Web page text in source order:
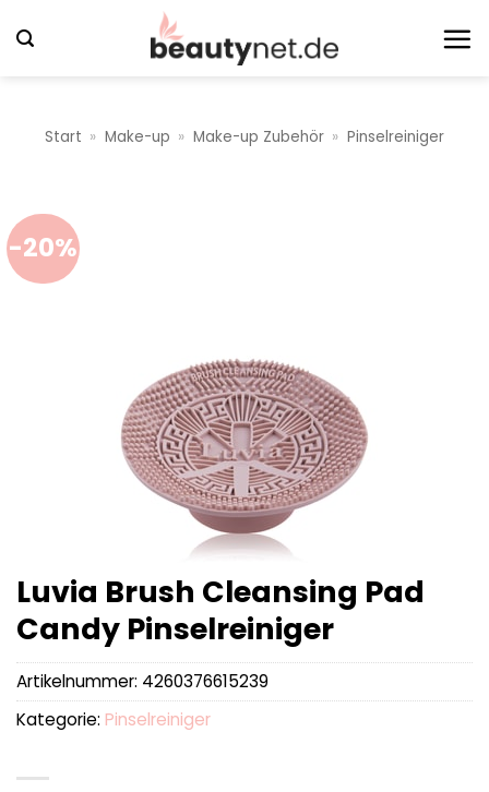
Inhalt
Start » Make-up » Make-up Zubehör » Pinselreiniger
-20%
Luvia Brush Cleansing Pad
Candy Pinselreiniger
Artikelnummer: 4260376615239
Kategorie: Pinselreiniger